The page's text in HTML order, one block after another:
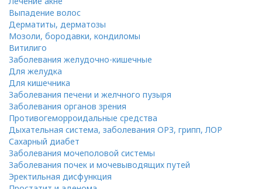
Выпадение волос
Дерматиты, дерматозы
Мозоли, бородавки, кондиломы
Витилиго
Заболевания желудочно-кишечные
Для желудка
Для кишечника
Заболевания печени и желчного пузыря
Заболевания органов зрения
Противогеморроидальные средства
Дыхательная система, заболевания ОРЗ, грипп, ЛОР
Сахарный диабет
Заболевания мочеполовой системы
Заболевания почек и мочевыводящих путей
Эректильная дисфункция